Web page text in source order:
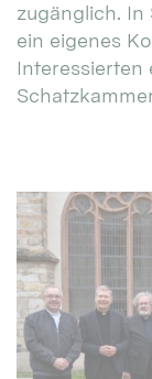
zugänglich. In
ein eigenes
Interessierten